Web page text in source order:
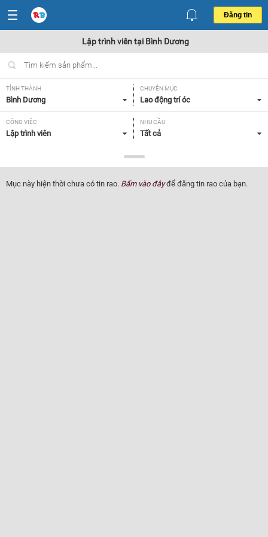
Đăng tin
Lập trình viên tại Bình Dương
TỈNH THÀNH
Bình Dương
CHUYÊN MỤC
Lao động trí óc
CÔNG VIỆC
Lập trình viên
NHU CẦU
Tất cả
Tất cả
Mục này hiện thời chưa có tin rao. Bấm vào đâyđể đăng tin rao của bạn.